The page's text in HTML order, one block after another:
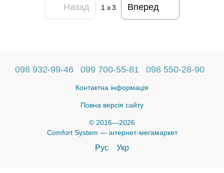
Назад 1 з 3 Вперед
098 932-99-46 099 700-55-81 098 550-28-90
Контактна інформація
Повна версія сайту
© 2016—2026
Comfort System — інтернет-мегамаркет
Рус Укр